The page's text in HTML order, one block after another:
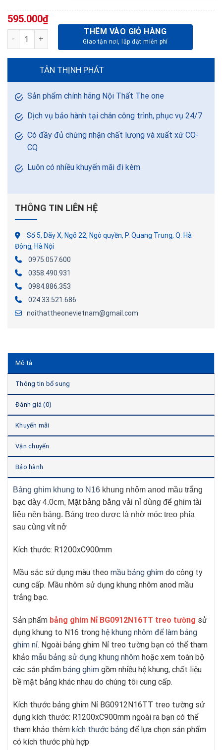
595.000₫
Bảng ghim Nỉ BG0912N16TT treo tường số lượng
THÊM VÀO GIỎ HÀNG
TÂN THỊNH PHÁT
Sản phẩm chính hãng Nội Thất The one
Dịch vụ bảo hành tại chân công trình, phục vụ 24/7
Có đầy đủ chứng nhận chất lượng và xuất xứ CO-
CQ
Luôn có nhiều khuyến mãi đi kèm
THÔNG TIN LIÊN HỆ
Số 5, Dãy X, Ngõ 22, Ngô quyền, P. Quang Trung, Q. Hà
Đông, Hà Nội
0975.057.600
0358.490.931
0984.886.353
024.33.521.686
noithattheonevietnam@gmail.com
Mô tả
Thông tin bổ sung
Đánh giá (0)
Khuyến mãi
Vận chuyển
Bảo hành
Bảng ghim khung to N16 khung nhôm anod mầu trắng
bạc dày 4.0cm, Mặt bảng bằng vải nỉ dùng để ghim tài
liệu nên bảng. Bảng treo được là nhờ móc treo phía
sau cùng vít nở
Kích thước: R1200xC900mm
Mầu sắc sử dụng màu theo mầu bảng ghim do công ty
cung cấp. Mầu nhôm sử dụng khung nhôm anod mầu
trắng bạc.
Sản phẩm bảng ghim Nỉ BG0912N16TT treo tường sử
dụng khung to N16 trong hệ khung nhôm để làm bảng
ghim nỉ. Ngoài bảng ghim Nỉ treo tường bạn có thể tham
khảo mẫu bảng sử dụng khung nhôm hoặc xem toàn bộ
các sản phẩm bảng ghim gồm nhiều hệ khung, chất liệu
bề mặt bảng khác nhau do chúng tôi cung cấp.
Kích thước bảng ghim Nỉ BG0912N16TT treo tường sử
dụng kích thước: R1200xC900mm ngoài ra bạn có thể
tham khảo thêm kích thước bảng để lựa chọn sản phẩm
có kích thước phù hợp